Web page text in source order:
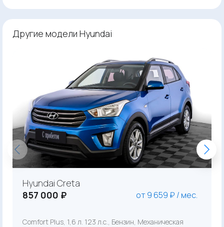
Другие модели Hyundai
Hyundai Creta
857 000 ₽
от 9 659 ₽ / мес.
Comfort Plus, 1,6 л. 123 л.с., Бензин, Механическая